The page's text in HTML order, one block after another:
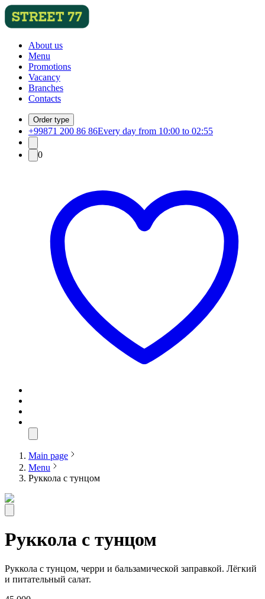
About us
Menu
Promotions
Vacancy
Branches
Contacts
Order type
+99871 200 86 86Every day from 10:00 to 02:55
0
Main page
Menu
Руккола с тунцом
Руккола с тунцом
Руккола с тунцом, черри и бальзамической заправкой. Лёгкий
и питательный салат.